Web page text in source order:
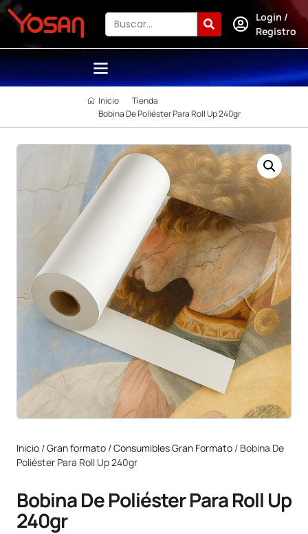
Login /
Registro
Inicio
Tienda
Bobina De Poliéster Para Roll Up 240gr
Inicio /Gran formato /Consumibles Gran Formato / Bobina De
Poliéster Para Roll Up 240gr
Bobina De Poliéster Para Roll Up
240gr